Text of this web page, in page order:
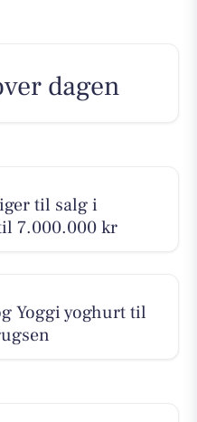
dagen
til salg i
7.000.000 kr
Yoggi yoghurt til